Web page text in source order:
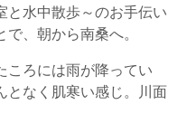
と水中散歩～のお手伝い
で、朝から南桑へ。
ろには雨が降ってい
となく肌寒い感じ。川面